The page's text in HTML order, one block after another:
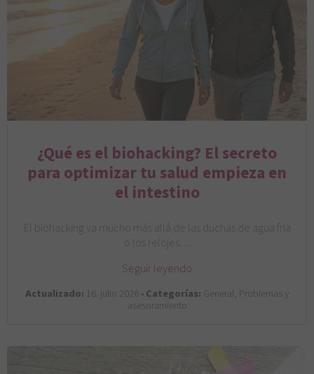
¿Qué es el biohacking? El secreto
para optimizar tu salud empieza en
el intestino
El biohacking va mucho más allá de las duchas de agua fría
o los relojes…
Seguir leyendo
Actualizado: 16. julio 2026 •Categorías: General, Problemas y
asesoramiento